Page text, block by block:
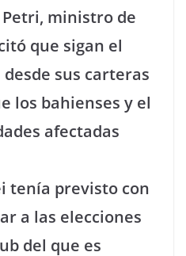
ministro de
que sigan el
sus carteras
los bahienses y el
afectadas
tenía previsto con
a las elecciones
del que es